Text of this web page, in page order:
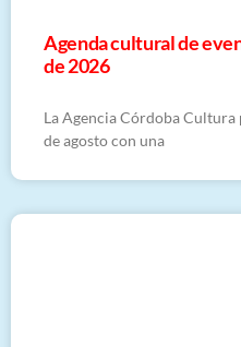
​Agenda cultural de
de 2026
La Agencia Córdoba Cultura
de agosto con una